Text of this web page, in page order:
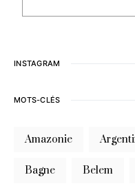
INSTAGRAM
MOTS-CLÉS
Amazonie
Bagne Belem